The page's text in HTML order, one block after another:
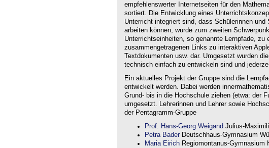
empfehlenswerter Internetseiten für den
sortiert. Die Entwicklung eines
Unterricht integriert sind, dass Schülerinnen
arbeiten können, wurde zum zweiten
Unterrichtseinheiten, so genannte Lernpfade,
zusammengetragenen Links zu interaktiven
Textdokumenten usw. dar. Umgesetzt wurden
technisch einfach zu entwickeln sind und
Ein aktuelles Projekt der Gruppe sind die
entwickelt werden. Dabei werden
Grund- bis in die Hochschule ziehen (etwa: der
umgesetzt. Lehrerinnen und Lehrer sowie
der Pentagramm-Gruppe
Prof. Hans-Georg Weigand Julius-
Petra Bader Deutschhaus-Gymnasium
Maria Eirich Regiomontanus-Gymnasium